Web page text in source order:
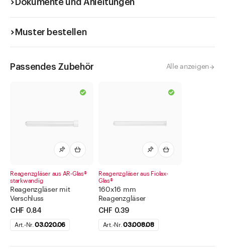
Dokumente und Anleitungen
Muster bestellen
Passendes Zubehör Alle anzeigen
Reagenzgläser aus AR-Glas®
starkwandig
Reagenzgläser mit
Verschluss
CHF 0.84
Art.-Nr.03.020.06
Reagenzgläser aus Fiolax-
Glas®
160x16 mm
Reagenzgläser
CHF 0.39
Art.-Nr.03.008.08